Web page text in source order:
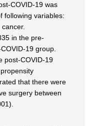
COVID-19 was
following variables:
in the pre-
19 group.
post-COVID-19
that there were
surgery between